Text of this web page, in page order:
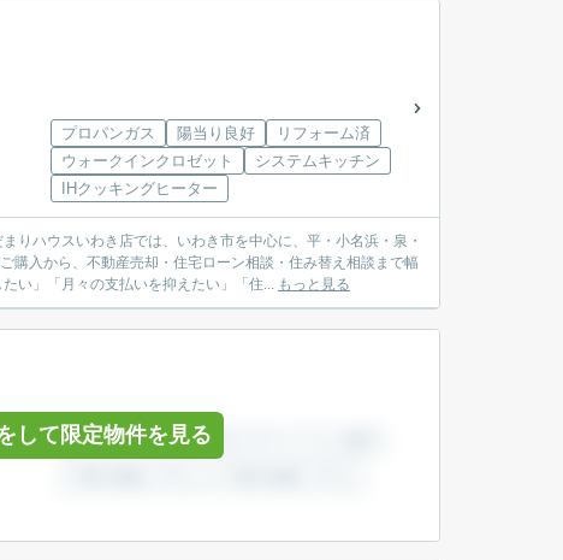
プロパンガス 陽当り良好
リフォーム済
ウォークインクロゼット
システムキッチン
IHクッキングヒーター
購入から、不動産売却・住宅ローン相談・住み替え相談まで幅
を比較したい」「月々の支払いを抑えたい」「住... もっと見る
して限定物件を見る